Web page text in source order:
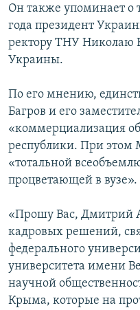
Он также упоминает о
года президент
ректору ТНУ Николаю
Украины.
По его мнению,
Багров и его
«коммерциализация
республики. При этом
«тотальной
процветающей в вузе».
«Прошу Вас, Дмитрий
кадровых решений,
федерального
университета имени
научной
Крыма, которые на